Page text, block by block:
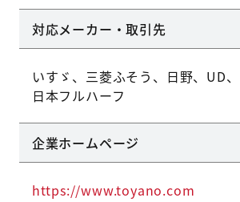
対応メーカー・取引先
いすゞ、三菱ふそう、日野、UD、
日本フルハーフ
企業ホームページ
https://www.toyano.com